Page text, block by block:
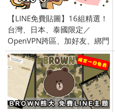
【LINE免費貼圖】16組精選！
台灣、日本、泰國限定／
OpenVPN跨區、加好友、綁門
號／2021/6/23